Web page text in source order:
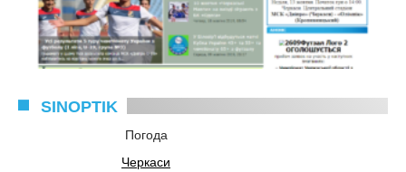
SINOPTIK
Погода
Черкаси